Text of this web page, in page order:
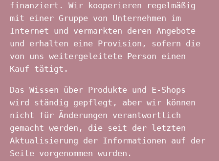
finanziert. Wir kooperieren regelmäßig
mit einer Gruppe von Unternehmen im
Internet und vermarkten deren Angebote
und erhalten eine Provision, sofern die
von uns weitergeleitete Person einen
Kauf tätigt.
Das Wissen über Produkte und E-Shops
wird ständig gepflegt, aber wir können
nicht für Änderungen verantwortlich
gemacht werden, die seit der letzten
Aktualisierung der Informationen auf der
Seite vorgenommen wurden.